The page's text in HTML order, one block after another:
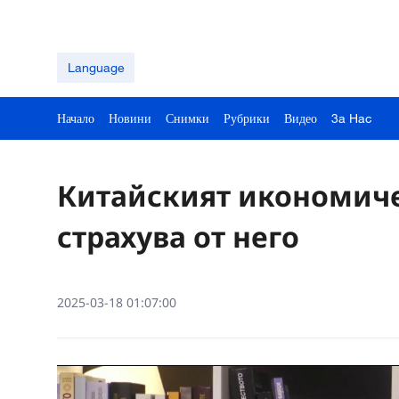
Language
Начало Новини Снимки Рубрики Видео 3a Hac
Китайският
страхува от него
2025-03-18 01:07:00